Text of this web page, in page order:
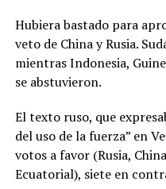
Hubiera bastado para
veto de China y Rusia.
mientras Indonesia,
se abstuvieron.
El texto ruso, que
del uso de la fuerza” en
votos a favor (Rusia,
Ecuatorial), siete en